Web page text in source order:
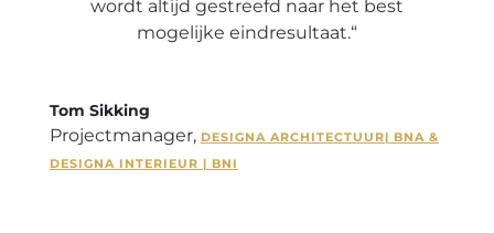
wordt altijd gestreefd naar het best
mogelijke eindresultaat.“
Tom Sikking
Projectmanager, DESIGNA ARCHITECTUUR| BNA &
DESIGNA INTERIEUR | BNI